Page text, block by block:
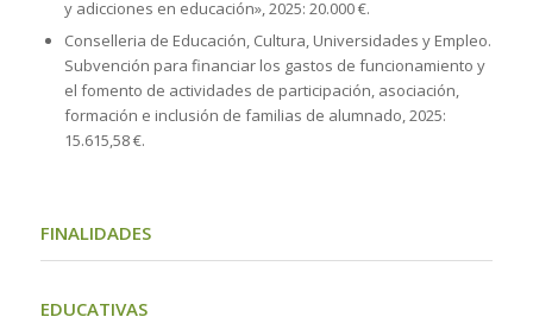
y adicciones en educación», 2025: 20.000 €.
Conselleria de Educación, Cultura, Universidades y Empleo.
Subvención para financiar los gastos de funcionamiento y
el fomento de actividades de participación, asociación,
formación e inclusión de familias de alumnado, 2025:
15.615,58 €.
FINALIDADES
EDUCATIVAS